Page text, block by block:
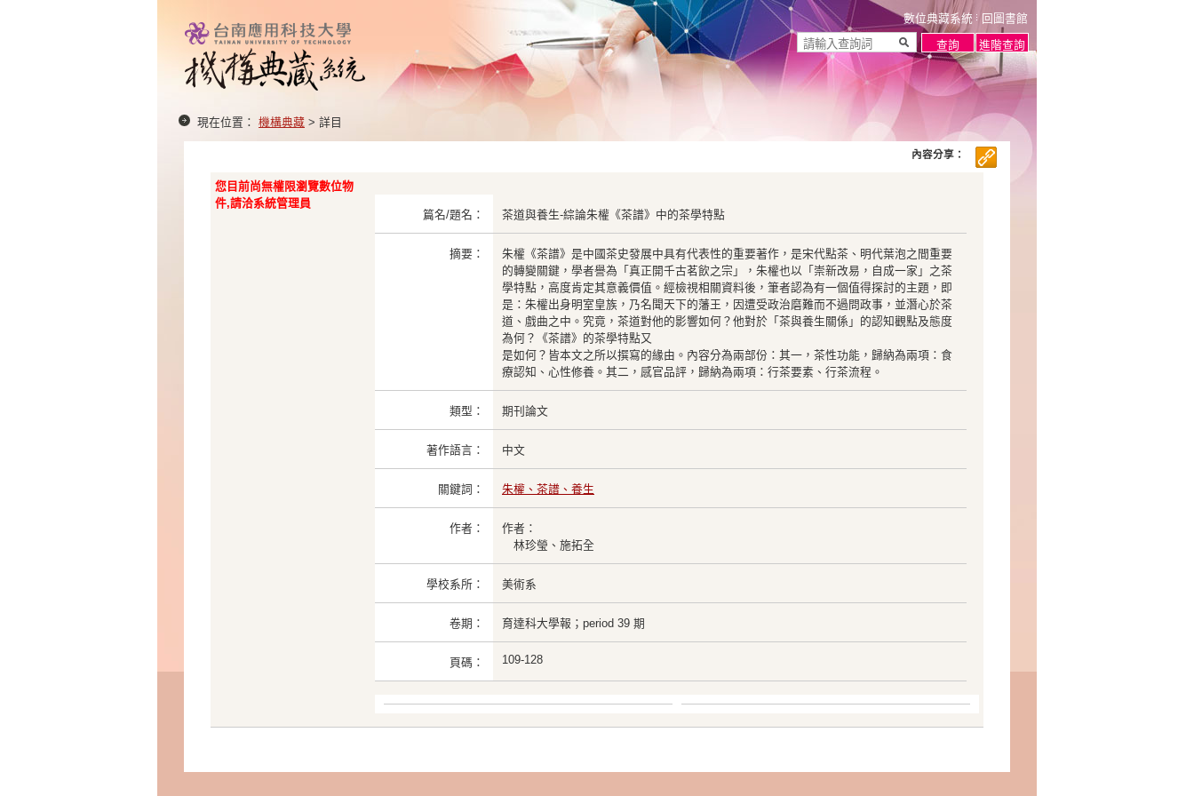
數位典藏系統 回圖書館
現在位置： 機構典藏 > 詳目
您目前尚無權限瀏覽數位物
件,請洽系統管理員
篇名/題名：
茶道與養生-綜論朱權《茶譜》中的茶學特點
摘要：
朱權《茶譜》是中國茶史發展中具有代表性的重要著作，是宋代點茶、明代葉泡之間重要
的轉變關鍵，學者譽為「真正開千古茗飲之宗」，朱權也以「崇新改易，自成一家」之茶
學特點，高度肯定其意義價值。經檢視相關資料後，筆者認為有一個值得探討的主題，即
是：朱權出身明室皇族，乃名聞天下的藩王，因遭受政治磨難而不過問政事，並潛心於茶
道、戲曲之中。究竟，茶道對他的影響如何？他對於「茶與養生關係」的認知觀點及態度
為何？《茶譜》的茶學特點又
是如何？皆本文之所以撰寫的緣由。內容分為兩部份：其一，茶性功能，歸納為兩項：食
療認知、心性修養。其二，感官品評，歸納為兩項：行茶要素、行茶流程。
類型： 期刊論文
著作語言： 中文
關鍵詞： 朱權、茶譜、養生
作者：
作者：
林珍瑩、施拓全
學校系所： 美術系
卷期： 育達科大學報；period 39 期
頁碼： 109-128
內容分享：